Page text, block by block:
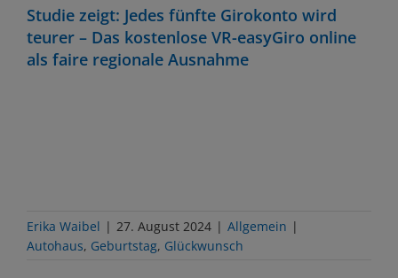
Studie zeigt: Jedes fünfte Girokonto wird
teurer – Das kostenlose VR-easyGiro online
als faire regionale Ausnahme
Erika Waibel | 27. August 2024 | Allgemein |
Autohaus, Geburtstag, Glückwunsch